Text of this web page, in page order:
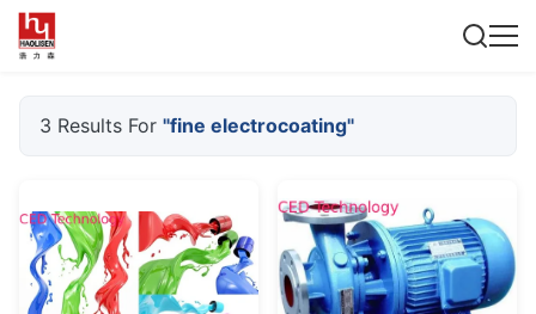
3 Results For "fine electrocoating"